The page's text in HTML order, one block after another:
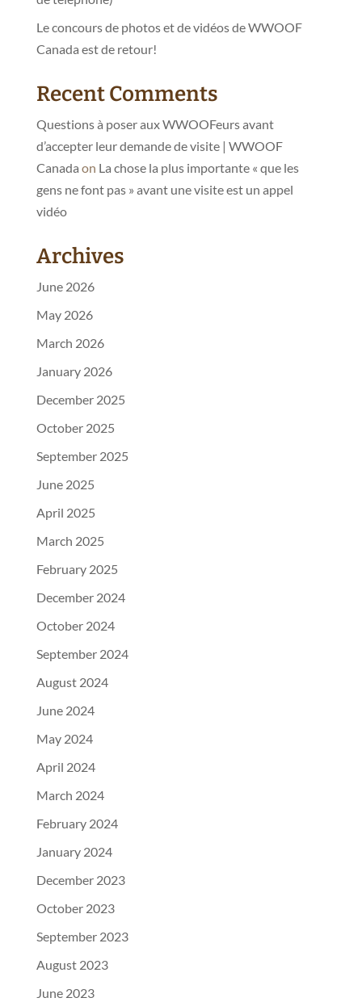
Le concours de photos et de vidéos de WWOOF
Canada est de retour!
Recent Comments
Questions à poser aux WWOOFeurs avant
d’accepter leur demande de visite | WWOOF
Canada on La chose la plus importante « que les
gens ne font pas » avant une visite est un appel
vidéo
Archives
June 2026
May 2026
March 2026
January 2026
December 2025
October 2025
September 2025
June 2025
April 2025
March 2025
February 2025
December 2024
October 2024
September 2024
August 2024
June 2024
May 2024
April 2024
March 2024
February 2024
January 2024
December 2023
October 2023
September 2023
August 2023
June 2023